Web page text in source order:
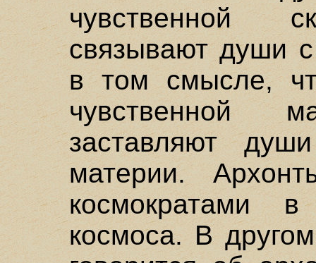
чувственной
связывают души
в том смысле,
чувственной
заставляют
материи.
космократами
космоса. В